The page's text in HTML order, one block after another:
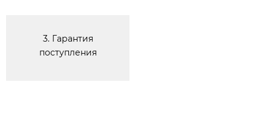
3. Гарантия
поступления